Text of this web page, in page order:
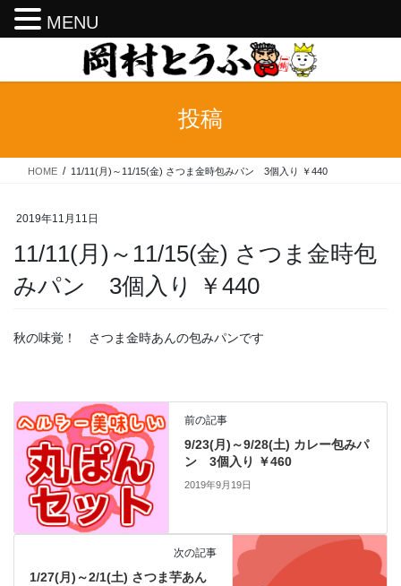
テ
ス
ゲ
ン
投稿
HOME 11/11(月)～11/15(金) さつま金時包みパン 3個入り ￥440
2019年11月11日
11/11(月)～11/15(金) さつま金時包
みパン 3個入り ￥440
秋の味覚！ さつま金時あんの包みパンです
前の記事
9/23(月)～9/28(土) カレー包みパ
ン 3個入り ￥460
2019年9月19日
次の記事
1/27(月)～2/1(土) さつま芋あん
MENU